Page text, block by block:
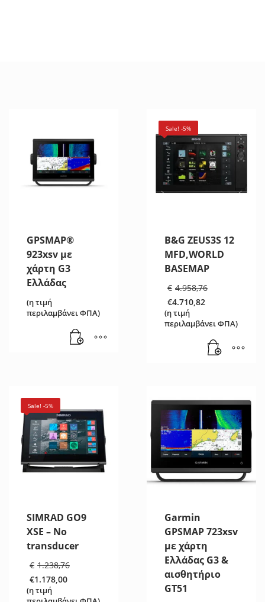
GPSMAP®
923xsv με
χάρτη G3
Ελλάδας
(η τιμή
περιλαμβάνει ΦΠΑ)
Sale! -5%
B&G ZEUS3S 12
MFD,WORLD
BASEMAP
€ 4.958,76
€4.710,82
Η
τρέχουσα
τιμή
€4.710,82.
(η τιμή
περιλαμβάνει ΦΠΑ)
Sale! -5%
SIMRAD GO9
XSE – No
transducer
€ 1.238,76
€1.238,76.
€1.178,00
Η
(η τιμή
Garmin
GPSMAP 723xsv
με χάρτη
Ελλάδας G3 &
αισθητήριο
GT51